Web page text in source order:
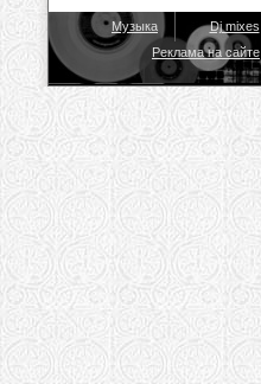
Музыка Dj mixes
Реклама на сайте